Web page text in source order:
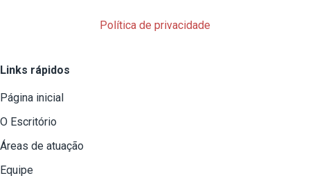
Política de privacidade
Links rápidos
Página inicial
O Escritório
Áreas de atuação
Equipe